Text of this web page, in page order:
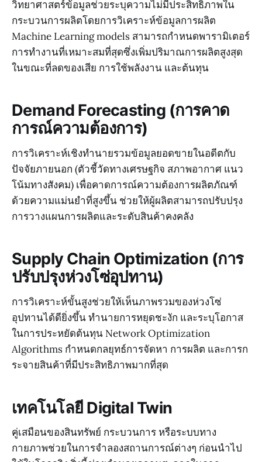
วิทยาศาสตร์ข้อมูลช่วยระบุความไม่มีประสิทธิภาพใน
กระบวนการผลิตโดยการวิเคราะห์ข้อมูลการผลิต
Machine Learning models สามารถกำหนดพารามิเตอร์
การทำงานที่เหมาะสมที่สุดซึ่งเพิ่มปริมาณการผลิตสูงสุด
ในขณะที่ลดของเสีย การใช้พลังงาน และต้นทุน
Demand Forecasting (การคาด
การณ์ความต้องการ)
การวิเคราะห์เชิงทำนายรวมข้อมูลยอดขายในอดีตกับ
ปัจจัยภายนอก (ตัวชี้วัดทางเศรษฐกิจ สภาพอากาศ แนว
โน้มทางสังคม) เพื่อคาดการณ์ความต้องการผลิตภัณฑ์
ด้วยความแม่นยำที่สูงขึ้น ช่วยให้ผู้ผลิตสามารถปรับปรุง
การวางแผนการผลิตและระดับสินค้าคงคลัง
Supply Chain Optimization (การ
ปรับปรุงห่วงโซ่อุปทาน)
การวิเคราะห์ขั้นสูงช่วยให้เห็นภาพรวมของห่วงโซ่
อุปทานได้ดียิ่งขึ้น ทำนายการหยุดชะงัก และระบุโอกาส
ในการประหยัดต้นทุน Network Optimization
Algorithms กำหนดกลยุทธ์การจัดหา การผลิต และการก
ระจายสินค้าที่มีประสิทธิภาพมากที่สุด
เทคโนโลยี Digital Twin
คู่เสมือนของสินทรัพย์ กระบวนการ หรือระบบทาง
กายภาพช่วยในการจำลองสถานการณ์ต่างๆ ก่อนนำไป